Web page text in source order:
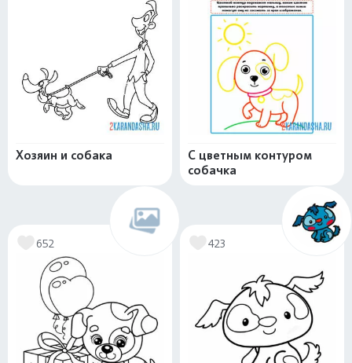
Хозяин и собака
С цветным контуром
собачка
652 423